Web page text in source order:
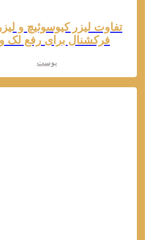
فرکشنال برای رفع لک و
پوست